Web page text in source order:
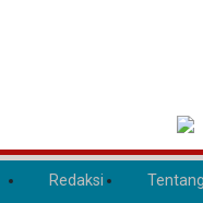
Redaksi